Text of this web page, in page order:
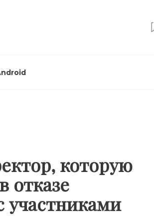
которую
отказе
участниками